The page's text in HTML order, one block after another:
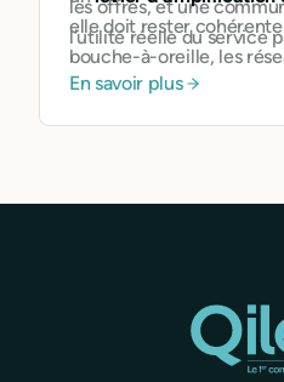
les offres, et une
l’utilité réelle du service
elle doit rester
bouche-à-oreille, les
impact, la transparence
En savoir plus